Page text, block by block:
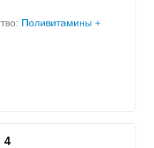
Поливитамины +
4